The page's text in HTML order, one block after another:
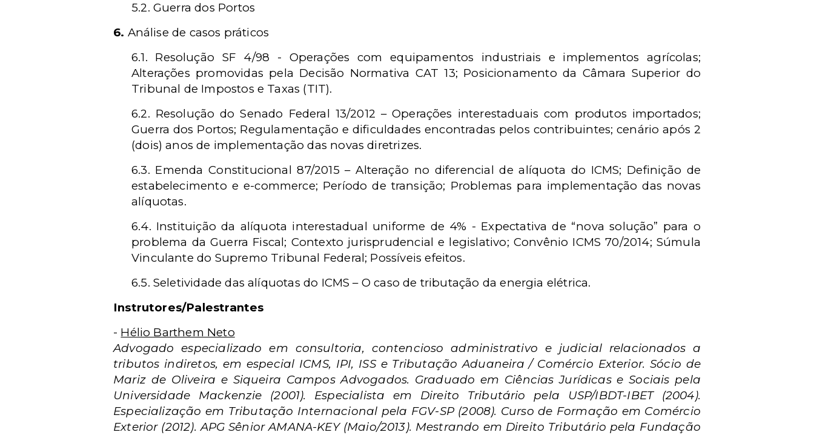
5.2. Guerra dos Portos
6. Análise de casos práticos
6.1.
Resolução SF 4/98 - Operações com equipamentos industriais e implementos agrícolas;
Alterações promovidas pela Decisão Normativa CAT 13; Posicionamento da Câmara Superior do
Tribunal de Impostos e Taxas (TIT).
6.2. Resolução do Senado Federal 13/2012 – Operações interestaduais com produtos importados;
Guerra dos Portos; Regulamentação e dificuldades encontradas pelos contribuintes; cenário após 2
(dois) anos de implementação das novas diretrizes.
6.3. Emenda Constitucional 87/2015 – Alteração no diferencial de alíquota do ICMS; Definição de
estabelecimento e e-commerce; Período de transição; Problemas para implementação das novas
alíquotas.
6.4. Instituição da alíquota interestadual uniforme de 4% - Expectativa de “nova solução” para o
problema da Guerra Fiscal; Contexto jurisprudencial e legislativo; Convênio ICMS 70/2014; Súmula
Vinculante do Supremo Tribunal Federal; Possíveis efeitos.
6.5. Seletividade das alíquotas do ICMS – O caso de tributação da energia elétrica.
Instrutores/Palestrantes
- Hélio Barthem Neto
Advogado especializado em consultoria, contencioso administrativo e judicial relacionados a
tributos indiretos, em especial ICMS, IPI, ISS e Tributação Aduaneira / Comércio Exterior. Sócio de
Mariz de Oliveira e Siqueira Campos Advogados. Graduado em Ciências Jurídicas e Sociais pela
Universidade Mackenzie (2001). Especialista em Direito Tributário pela USP/IBDT-IBET (2004).
Especialização em Tributação Internacional pela FGV-SP (2008). Curso de Formação em Comércio
Exterior (2012). APG Sênior AMANA-KEY (Maio/2013). Mestrando em Direito Tributário pela Fundação